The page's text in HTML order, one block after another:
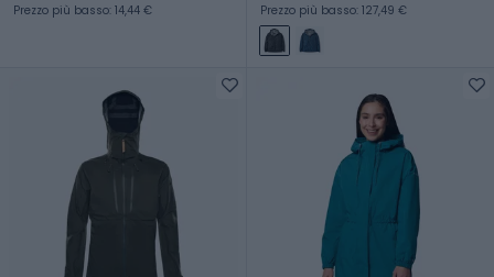
Prezzo più basso: 14,44 €
Prezzo più basso: 127,49 €